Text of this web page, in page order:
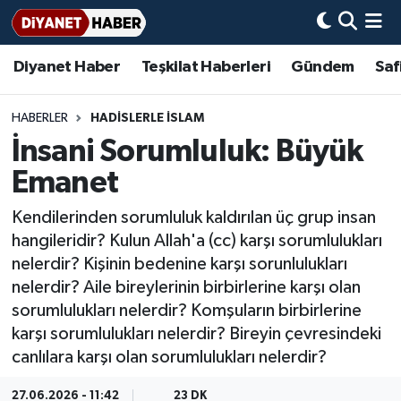
Diyanet Haber Teşkilat Haberleri Gündem
HABERLER HADISLERLE İSLAM
İnsani Sorumluluk: Büyük
Emanet
Kendilerinden sorumluluk kaldırılan üç grup insan
hangileridir? Kulun Allah'a (cc) karşı sorumlulukları
nelerdir? Kişinin bedenine karşı sorunlulukları
nelerdir? Aile bireylerinin birbirlerine karşı olan
sorumlulukları nelerdir? Komşuların birbirlerine
karşı sorumlulukları nelerdir? Bireyin çevresindeki
canlılara karşı olan sorumlulukları nelerdir?
27.06.2026 - 11:42 23 DK
Diyanet Haber
Teşkilat Haberleri
Adana Müftülüğü
Adıyaman Müftülüğü
Afyonkarahisar Müftülüğü
Aksaray Müftülüğü
Amasya Müftülüğü
Ankara Müftülüğü
Antalya Müftülüğü
Gündem
Bir Ayet
Bir Hikaye
Biyografiler
Diyanet Bilgi
Diyanet Takvimi
Dualar
Hadislerle İslam
Basında Bugün
DİYANET eKİTAP
Diyanet Dergi
Aile Dergisi
Aylık Dergi
TDV
İmam Hatip Okulları
Başmakale
Hadis-i Şerifler
Hayat Okumaları
Nöbetçi Eczaneler
Hava Durumu
Ankara Namaz Vakitleri
Süper Lig Puan Durumu ve Fikstür
Tüm Manşetler
Son Dakika Haberleri
Haber Arşivi